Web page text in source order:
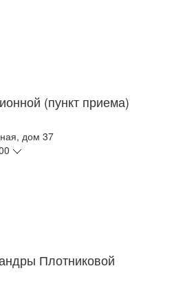
(пункт приема)
дом 37
Плотниковой